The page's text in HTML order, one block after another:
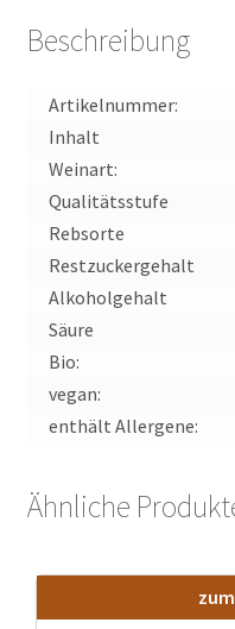
Menge
Beschreibung
Artikelnummer:
Inhalt
Weinart:
Qualitätsstufe
Rebsorte
Restzuckergehalt
Alkoholgehalt
Säure
Bio:
vegan:
enthält Allergene:
Ähnliche